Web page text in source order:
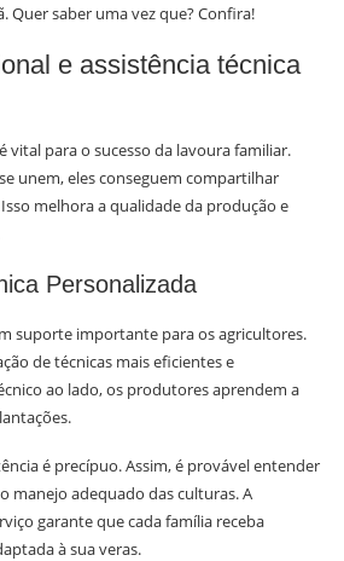
Quer saber uma vez que? Confira!
e assistência técnica
é vital para o sucesso da lavoura familiar.
unem, eles conseguem compartilhar
melhora a qualidade da produção e
Personalizada
suporte importante para os agricultores.
de técnicas mais eficientes e
ao lado, os produtores aprendem a
é precípuo. Assim, é provável entender
manejo adequado das culturas. A
garante que cada família receba
à sua veras.